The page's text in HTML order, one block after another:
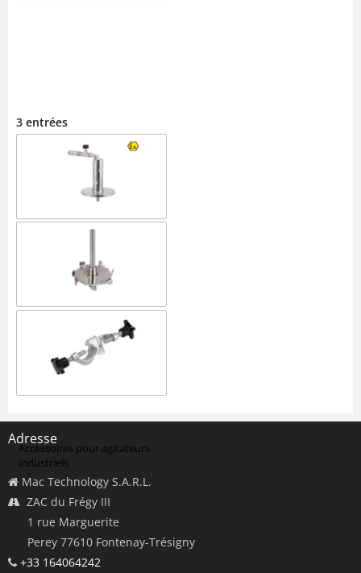
3 entrées
Outils d'agitation pour
agitateurs industriels
Accessoires pour agitateurs
industriels
Adresse
Mac Technology S.A.R.L.
ZAC du Frégy III
1 rue Marguerite
Perey 77610 Fontenay-Trésigny
+33 164064242